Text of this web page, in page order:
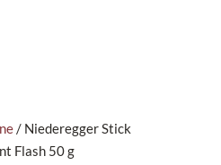
/ Niederegger Stick
Flash 50 g